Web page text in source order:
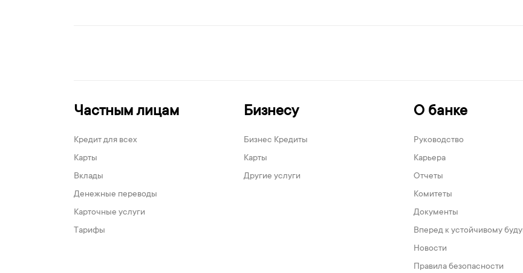
Частным лицам
Кредит для всех
Карты
Вклады
Денежные переводы
Карточные услуги
Тарифы
Бизнесу
Бизнес Кредиты
Карты
Другие услуги
О банке
Руководство
Карьера
Отчеты
Комитеты
Документы
Вперед к устойчивому
Новости
Правила безопасности